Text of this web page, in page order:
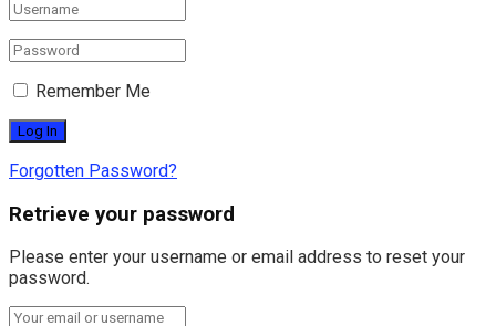
Remember Me
Forgotten Password?
Retrieve your password
Please enter your username or email address to reset your
password.